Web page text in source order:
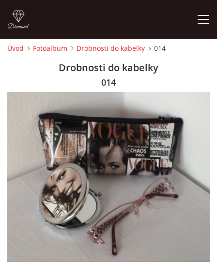
CEDULKY
MOJE POSLEDNÍ PRÁCE
jk-laguna@seznam.cz
© 2025 eStránky.cz
Úvod Fotoalbum Drobnosti do kabelky 014
Drobnosti do kabelky
014